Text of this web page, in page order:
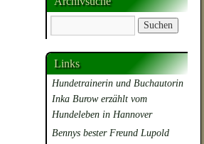
Links
Hundetrainerin und Buchautorin
Inka Burow erzählt vom
Hundeleben in Hannover
Bennys bester Freund Lupold